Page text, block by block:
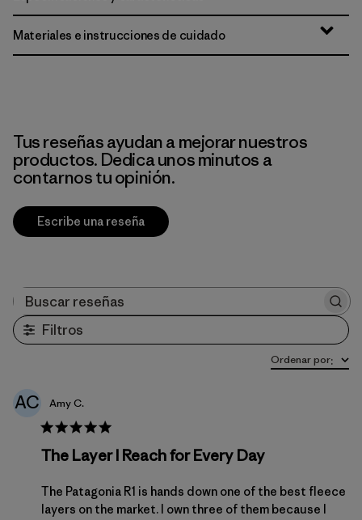
Materiales e instrucciones de cuidado
Tus reseñas ayudan a mejorar nuestros
productos. Dedica unos minutos a
contarnos tu opinión.
Escribe una reseña
Filtros
Ordenar por:
AC Amy C.
The Layer I Reach for Every Day
The Patagonia R1 is hands down one of the best fleece
layers on the market. I own three of them because I